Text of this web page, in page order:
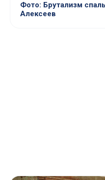
Фото: Брутализм
Алексеев